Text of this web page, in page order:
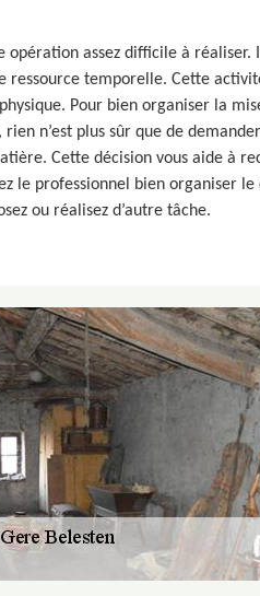
opération assez difficile à réaliser.
ressource temporelle. Cette
Pour bien organiser la
n’est plus sûr que de
Cette décision vous aide à
le professionnel bien organiser
ou réalisez d’autre tâche.